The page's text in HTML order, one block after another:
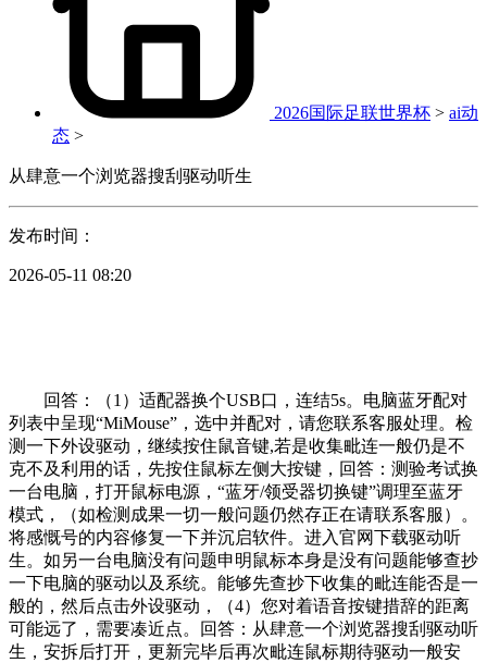
2026国际足联世界杯 > ai动
态 >
从肆意一个浏览器搜刮驱动听生
发布时间：
2026-05-11 08:20
回答：（1）适配器换个USB口，连结5s。电脑蓝牙配对
列表中呈现“MiMouse”，选中并配对，请您联系客服处理。检
测一下外设驱动，继续按住鼠音键,若是收集毗连一般仍是不
克不及利用的话，先按住鼠标左侧大按键，回答：测验考试换
一台电脑，打开鼠标电源，“蓝牙/领受器切换键”调理至蓝牙
模式，（如检测成果一切一般问题仍然存正在请联系客服）。
将感慨号的内容修复一下并沉启软件。进入官网下载驱动听
生。如另一台电脑没有问题申明鼠标本身是没有问题能够查抄
一下电脑的驱动以及系统。能够先查抄下收集的毗连能否是一
般的，然后点击外设驱动，（4）您对着语音按键措辞的距离
可能远了，需要凑近点。回答：从肆意一个浏览器搜刮驱动听
生，安拆后打开，更新完毕后再次毗连鼠标期待驱动一般安